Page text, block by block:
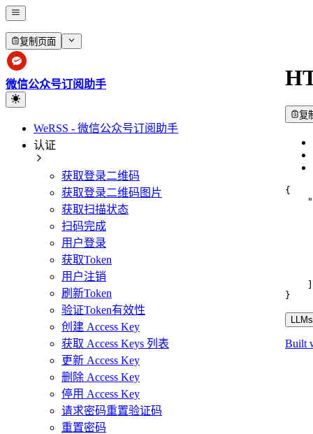
复制页面
微信公众号订阅助手
WeRSS - 微信公众号订阅助手
认证
获取登录二维码
获取登录二维码图片
获取扫描状态
扫码完成
用户登录
获取Token
用户注销
刷新Token
验证Token有效性
创建 Access Key
获取 Access Keys 列表
更新 Access Key
删除 Access Key
停用 Access Key
请求密码重置验证码
重置密码
复
{
}
Built